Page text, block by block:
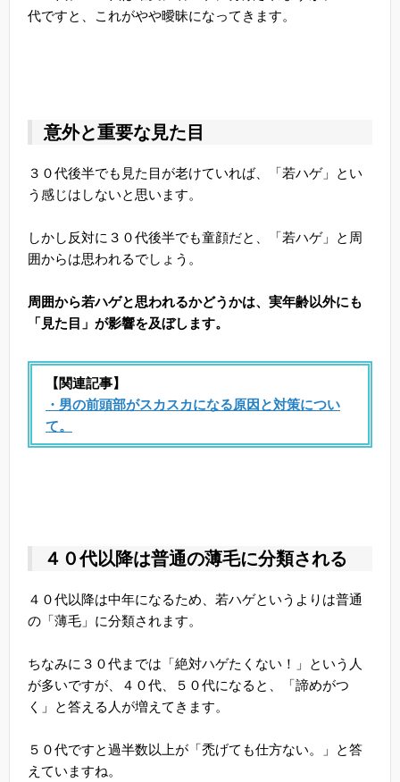
代ですと、これがやや曖昧になってきます。
意外と重要な見た目
３０代後半でも見た目が老けていれば、「若ハゲ」とい
う感じはしないと思います。
しかし反対に３０代後半でも童顔だと、「若ハゲ」と周
囲からは思われるでしょう。
周囲から若ハゲと思われるかどうかは、実年齢以外にも
「見た目」が影響を及ぼします。
【関連記事】
・男の前頭部がスカスカになる原因と対策につい
て。
４０代以降は普通の薄毛に分類される
４０代以降は中年になるため、若ハゲというよりは普通
の「薄毛」に分類されます。
ちなみに３０代までは「絶対ハゲたくない！」という人
が多いですが、４０代、５０代になると、「諦めがつ
く」と答える人が増えてきます。
５０代ですと過半数以上が「禿げても仕方ない。」と答
えていますね。